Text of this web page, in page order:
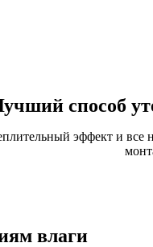
способ
эффект и все
влаги